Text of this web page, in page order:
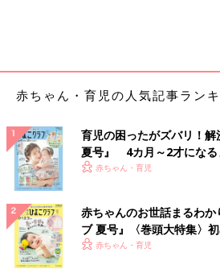
赤ちゃん・育児の人気記事ラン
育児の困ったがズバリ！
夏号』 4カ月～2才になる
いっぱい！
赤ちゃん・育児
赤ちゃんのお世話まるわ
ブ 夏号』〈巻頭大特集〉
く！ おっぱい・ミルクの
赤ちゃん・育児